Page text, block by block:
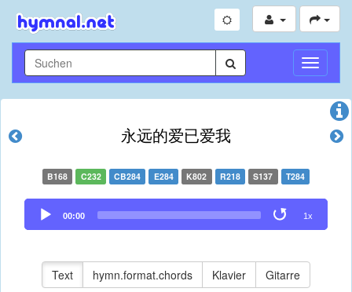
永远的爱已爱我
B168 C232 CB284 E284 K802 R218 S137 T284
Audio
Player
00:00 1x
Text hymn.format.chords Klavier Gitarre